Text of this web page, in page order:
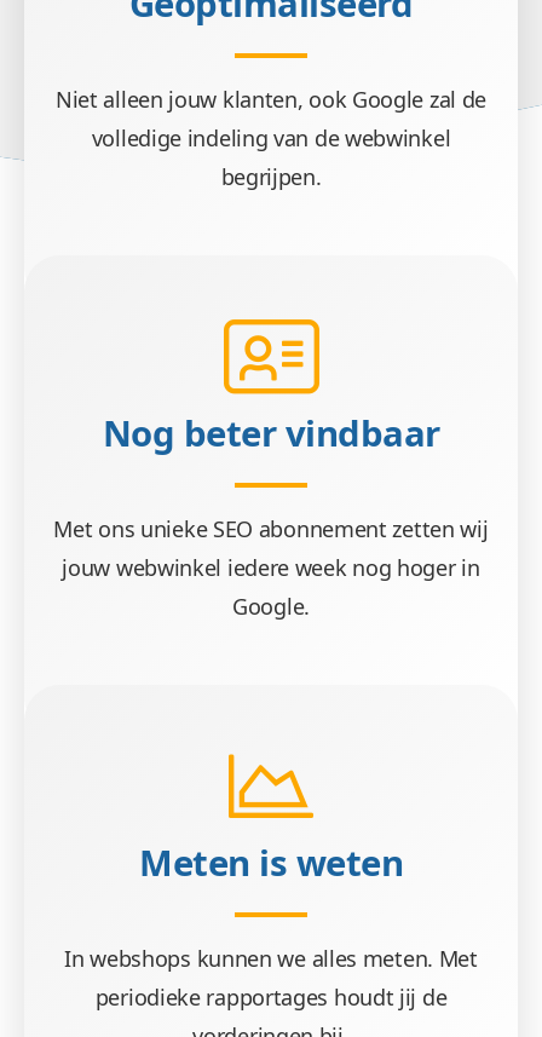
Niet alleen jouw klanten, ook Google zal de
volledige indeling van de webwinkel
begrijpen.
Nog beter vindbaar
Met ons unieke SEO abonnement zetten wij
jouw webwinkel iedere week nog hoger in
Google.
Meten is weten
In webshops kunnen we alles meten. Met
periodieke rapportages houdt jij de